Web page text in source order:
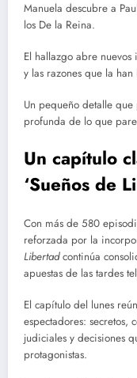
Manuela descubre a
los De la Reina.
El hallazgo abre
y las razones que la
Un pequeño detalle
profunda de lo que
Un capítulo
‘Sueños de
Con más de 580
reforzada por la
Libertadcontinúa
apuestas de las tardes
El capítulo del lunes
espectadores: secretos,
judiciales y decisiones
protagonistas.